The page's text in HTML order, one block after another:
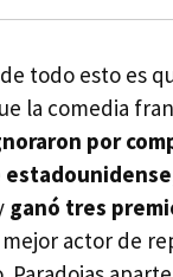
todo esto es
la comedia
por
estadounidense
ganó tres
actor de